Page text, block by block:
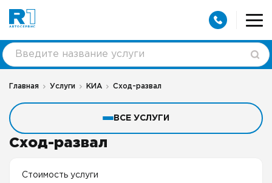
Главная Услуги КИА Сход-развал
ВСЕ УСЛУГИ
Сход-развал
Стоимость услуги